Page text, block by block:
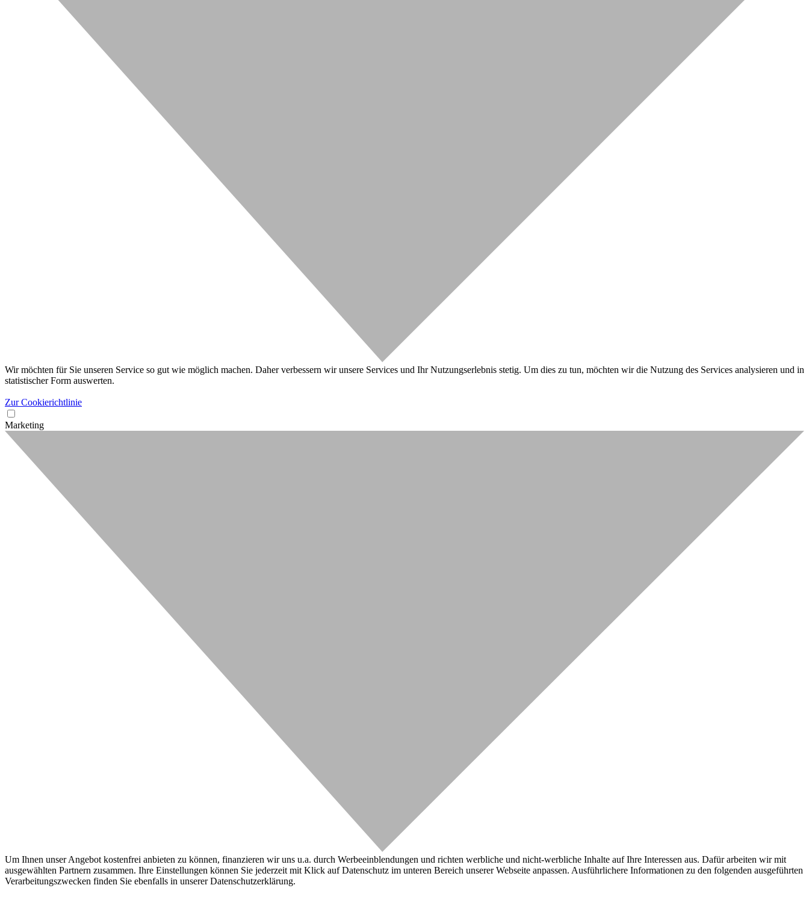
Wir möchten für Sie unseren Service so gut wie möglich machen. Daher verbessern wir unsere Services und Ihr Nutzungserlebnis stetig. Um dies zu tun, möchten wir die Nutzung des Services analysieren und in
statistischer Form auswerten.
Zur Cookierichtlinie
Marketing
Um Ihnen unser Angebot kostenfrei anbieten zu können, finanzieren wir uns u.a. durch Werbeeinblendungen und richten werbliche und nicht-werbliche Inhalte auf Ihre Interessen aus. Dafür arbeiten wir mit
ausgewählten Partnern zusammen. Ihre Einstellungen können Sie jederzeit mit Klick auf Datenschutz im unteren Bereich unserer Webseite anpassen. Ausführlichere Informationen zu den folgenden ausgeführten
Verarbeitungszwecken finden Sie ebenfalls in unserer Datenschutzerklärung.